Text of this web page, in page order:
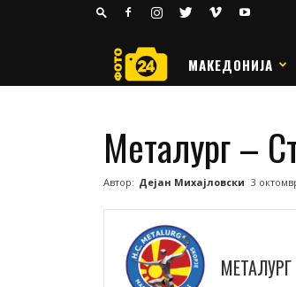
РАКОМЕТ
МАКЕДОНИЈА
Металург –
Автор: Дејан Михајловски 3
МЕТАЛУРГ